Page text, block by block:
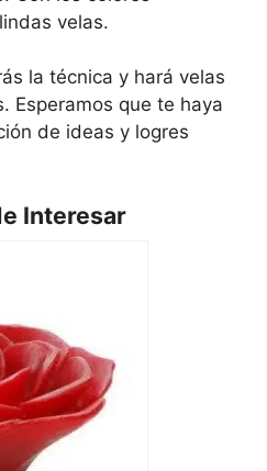
velas.
la técnica y hará velas
Esperamos que te haya
de ideas y logres
Interesar